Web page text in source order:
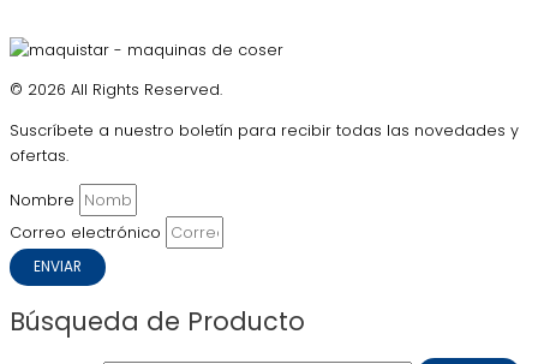
© 2026 All Rights Reserved.
Suscríbete a nuestro boletín para recibir todas las novedades y
ofertas.
Nombre
Correo electrónico
ENVIAR
Búsqueda de Producto